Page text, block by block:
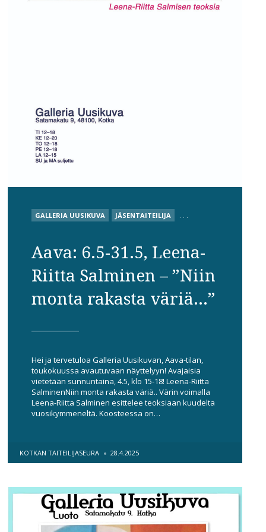
POSTED
IN
GALLERIA UUSIKUVA JÄSENTAITEILIJA . . .
Aava: 6.5-31.5, Leena-
Riitta Salminen – ”Niin
monta rakasta väriä…”
Hei ja tervetuloa Galleria Uusikuvan, Aava-tilan,
toukokuussa avautuvaan näyttelyyn! Avajaisia
vietetään sunnuntaina, 4.5, klo 15-18! Leena-Riitta
SalminenNiin monta rakasta väriä.. Värin voimalla
Leena-Riitta Salminen esittelee teoksiaan kuudelta
vuosikymmeneltä. Koosteessa on…
POSTED
BY
KOTKAN TAITEILIJASEURA 28.4.2025